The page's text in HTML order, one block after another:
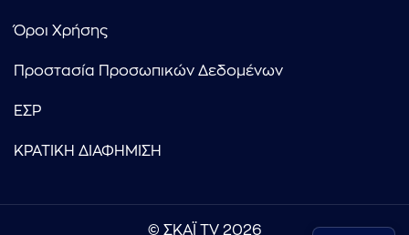
Όροι Χρήσης
Προστασία Προσωπικών Δεδομένων
ΕΣΡ
ΚΡΑΤΙΚΗ ΔΙΑΦΗΜΙΣΗ
© ΣΚΑΪ TV 2026